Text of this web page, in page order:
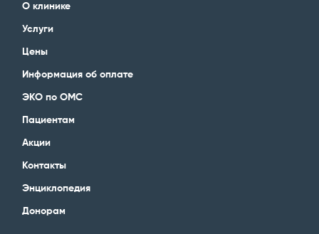
О клинике
Услуги
Цены
Информация об оплате
ЭКО по ОМС
Пациентам
Акции
Контакты
Энциклопедия
Донорам